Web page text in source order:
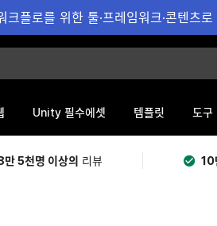
크플로를 위한 툴·프레임워크·콘텐
Unity 필수에셋 템플릿 도구
만 5천명 이상의 리뷰 10